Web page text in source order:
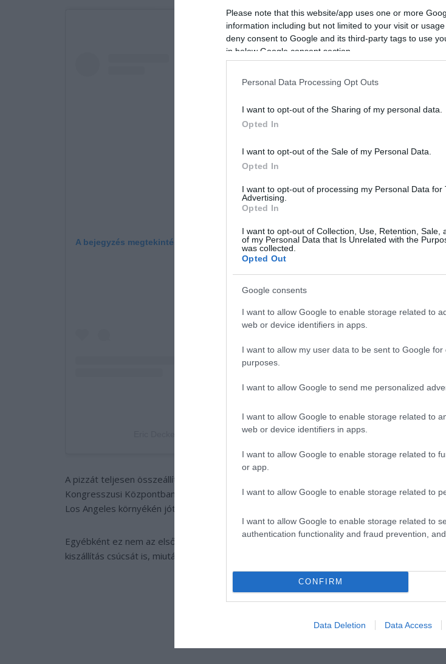
Please note that this website/app uses one or more
information including but not limited to your visit or
deny consent to Google and its third-party tags to use
in below Google consent section.
Personal Data Processing Opt Outs
I want to opt-out of the Sharing of my personal data.
Opted In
I want to opt-out of the Sale of my Personal Data.
Opted In
I want to opt-out of processing my Personal Data for
Advertising.
Opted In
I want to opt-out of Collection, Use, Retention, Sale,
of my Personal Data that Is Unrelated with the
was collected.
Opted Out
Google consents
I want to allow Google to enable storage related to
web or device identifiers in apps.
I want to allow my user data to be sent to Google for
purposes.
I want to allow Google to send me personalized
I want to allow Google to enable storage related to
web or device identifiers in apps.
I want to allow Google to enable storage related to
or app.
I want to allow Google to enable storage related to
I want to allow Google to enable storage related to
authentication functionality and fraud prevention,
CONFIRM
Data Deletion Data Access
A bejegyzés megtekintése az Instagramon
Eric Decker (@airrack) által megosztott bejegyzés
A pizzát teljesen összeállították, feltétekkel látták el, majd darabonként megsütötték a Los
Kongresszusi Központban. Természetesen nem ment kárba, a hitelesítést követően
Los Angeles környékén jótékonysági célokra fordították.
Egyébként ez nem az első rekord a Pizza Hut életében, ők tartják a legmagasabb
kiszállítás csúcsát is, miután a Kilimandzsáróra vittek ki egy pizzát.